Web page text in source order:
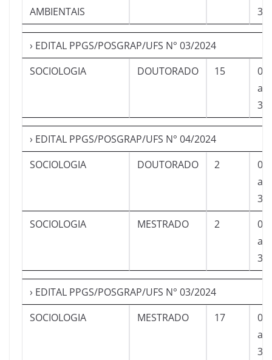
AMBIENTAIS
› EDITAL PPGS/POSGRAP/UFS N° 03/2024
SOCIOLOGIA
DOUTORADO 15
a
› EDITAL PPGS/POSGRAP/UFS N° 04/2024
SOCIOLOGIA
DOUTORADO 2
a
SOCIOLOGIA
MESTRADO 2
a
› EDITAL PPGS/POSGRAP/UFS N° 03/2024
SOCIOLOGIA
MESTRADO 17
a